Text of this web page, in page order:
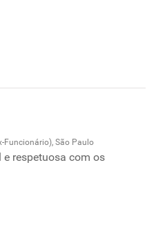
Funcionário), São Paulo
respetuosa com os